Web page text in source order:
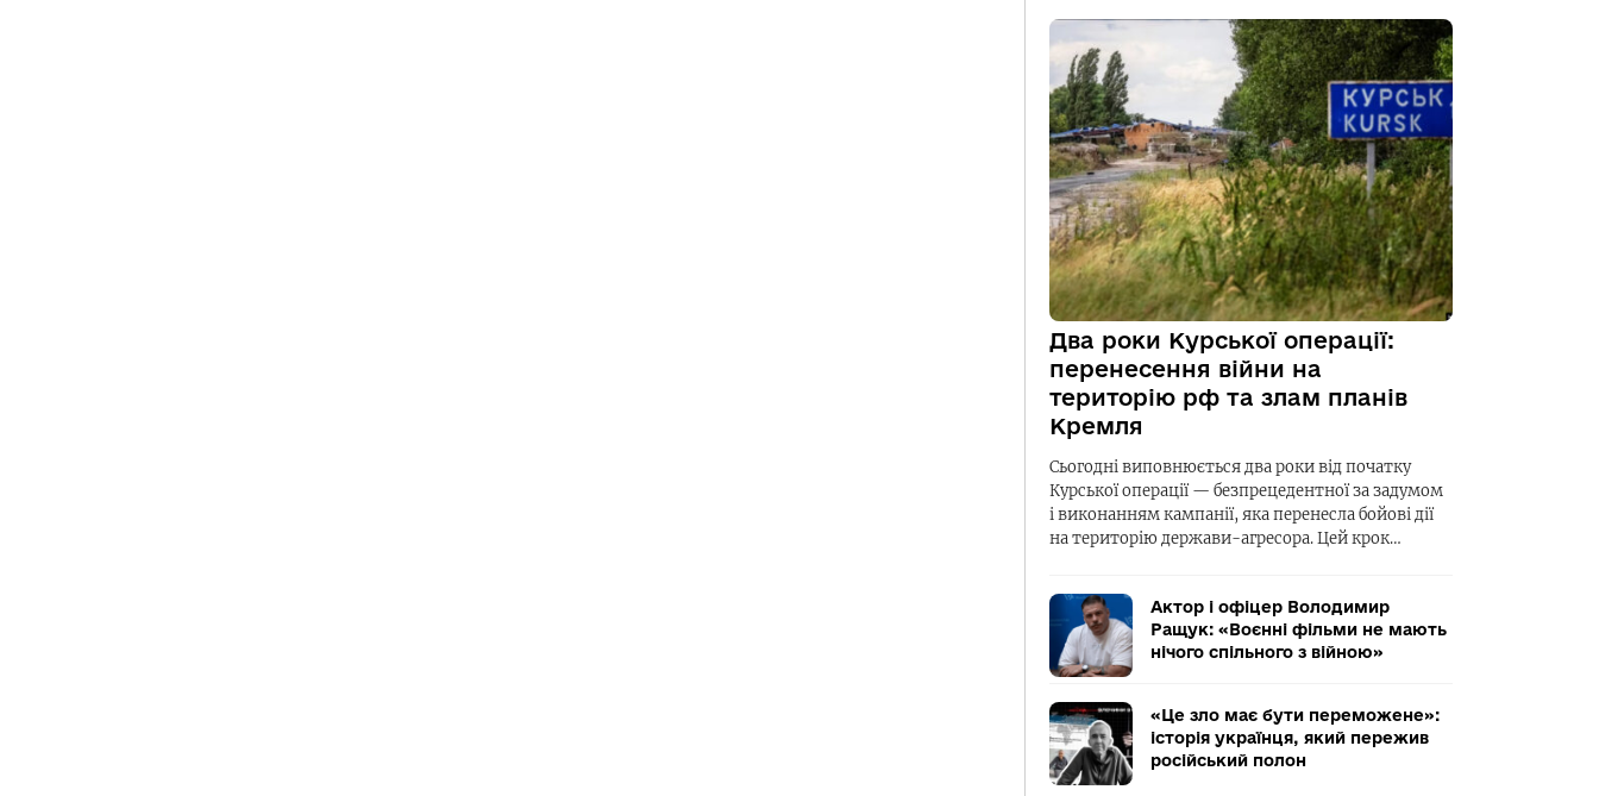
Два роки Курської операції:
перенесення війни на
територію рф та злам планів
Кремля
Сьогодні виповнюється два роки від початку
Курської операції — безпрецедентної за задумом
і виконанням кампанії, яка перенесла бойові дії
на територію держави-агресора. Цей крок…
Актор і офіцер Володимир
Ращук: «Воєнні фільми не мають
нічого спільного з війною»
«Це зло має бути переможене»:
історія українця, який пережив
російський полон